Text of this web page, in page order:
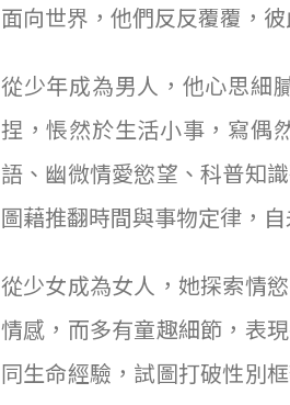
面向世界，他們反反覆覆，
從少年成為男人，他心思細
捏，悵然於生活小事，寫偶
語、幽微情愛慾望、科普知
圖藉推翻時間與事物定律，
從少女成為女人，她探索情
情感，而多有童趣細節，表
同生命經驗，試圖打破性別